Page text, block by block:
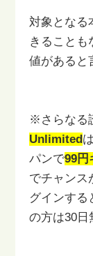
対象となる
きることも
値があると
※さらなる
Unlimited
パンで99円
でチャンス
グインする
の方は30日